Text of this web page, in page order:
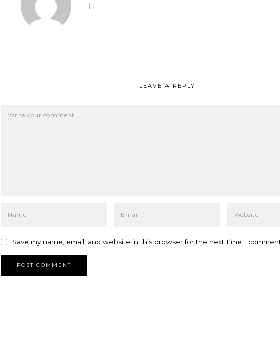
LEAVE A REPLY
Save my name, email, and website in this browser for the next time I